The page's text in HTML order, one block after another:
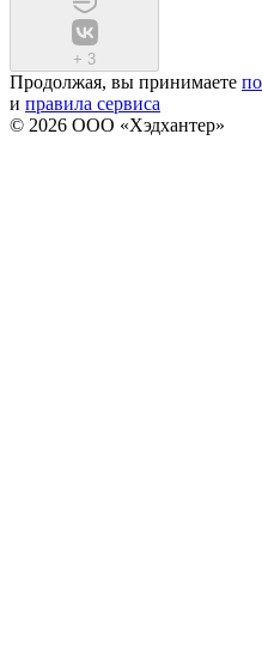
+ 3
Продолжая, вы принимаете
и правила сервиса
© 2026 ООО «Хэдхантер»